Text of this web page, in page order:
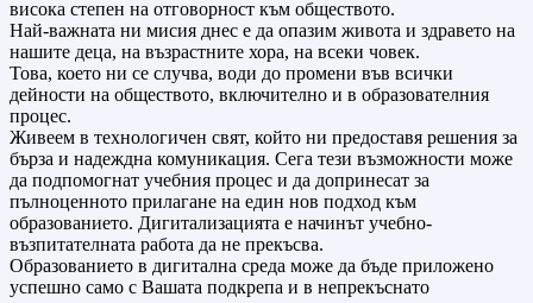
висока степен на отговорност към обществото.
Най-важната ни мисия днес е да опазим живота и здравето на
нашите деца, на възрастните хора, на всеки човек.
Това, което ни се случва, води до промени във всички
дейности на обществото, включително и в образователния
процес.
Живеем в технологичен свят, който ни предоставя решения за
бърза и надеждна комуникация. Сега тези възможности може
да подпомогнат учебния процес и да допринесат за
пълноценното прилагане на един нов подход към
образованието. Дигитализацията е начинът учебно-
възпитателната работа да не прекъсва.
Образованието в дигитална среда може да бъде приложено
успешно само с Вашата подкрепа и в непрекъснато